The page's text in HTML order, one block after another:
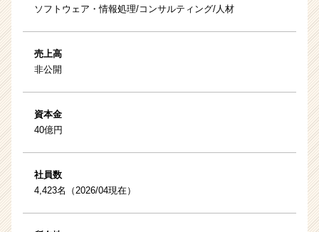
ソフトウェア・情報処理/コンサルティング/人材
売上高
非公開
資本金
40億円
社員数
4,423名（2026/04現在）